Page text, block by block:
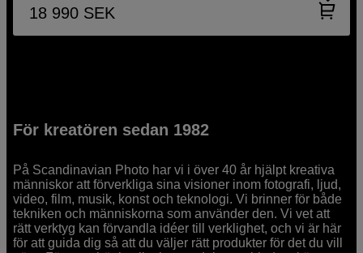
18 990 SEK
För kreatören sedan 1982
På Scandinavian Photo har vi i över 40 år hjälpt kreativa
människor att förverkliga sina visioner inom fotografi, ljud,
video, film, musik, konst och teknologi. Vi brinner för både
tekniken och människorna som använder den. Vi vet att
rätt verktyg kan förvandla idéer till verklighet, och vi är här
för att guida dig så att du väljer rätt produkter för det du vill